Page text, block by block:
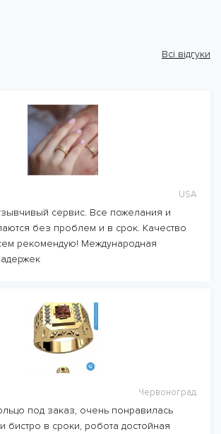
Всі відгуки
USA
сервис. Все пожелания и
без проблем и в срок. Качество
рекомендую! Международная
Червоноград
под заказ, очень понравилась
бистро в сроки, робота достойная